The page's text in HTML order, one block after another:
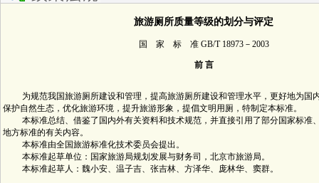
旅游厕所质量等级的划分与评定
国 家 标 准 GB/T 18973－2003
前 言
为规范我国旅游厕所建设和管理，提高旅游厕所建设和管理水平，更好地为国
保护自然生态，优化旅游环境，提升旅游形象，提倡文明用厕，特制定本标准。
本标准总结、借鉴了国内外有关资料和技术规范，并直接引用了部分国家标准
地方标准的有关内容。
本标准由全国旅游标准化技术委员会提出。
本标准起草单位：国家旅游局规划发展与财务司，北京市旅游局。
本标准起草人：魏小安、温子吉、张吉林、方泽华、庞林华、窦群。